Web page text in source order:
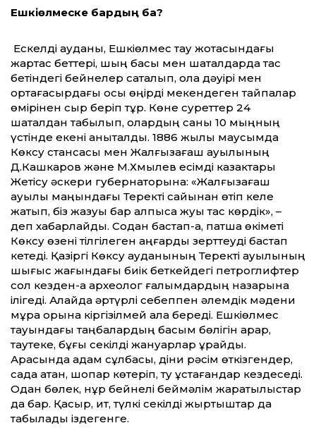
Ешкіөлмеске бардың ба?
Ескелді ауданы, Ешкіөлмес тау жотасындағы
жартас беттері, шың басы мен шатқалдарда тас
бетіндегі бейнелер сақталып, қола дәуірі мен
ортағасырдағы осы өңірді мекендеген тайпалар
өмірінен сыр беріп тұр. Көне суреттер 24
шатқалдан табылып, олардың саны 10 мыңның
үстінде екені анықталды. 1886 жылы маусымда
Көксу стансасы мен Жалғызағаш ауылының
Д.Кашкаров және М.Хмылев есімді казактары
Жетісу әскери губернаторына: «Жалғызағаш
ауылы маңындағы Теректі сайынан өтіп келе
жатып, біз жазуы бар алпысқа жуық тас көрдік», –
деп хабарлайды. Содан бастап-ақ, патша өкіметі
Көксу өзені тілгілеген аңғарды зерттеуді бастап
кетеді. Қазіргі Көксу ауданының Теректі ауылының
шығыс жағындағы биік беткейдегі петроглифтер
сол кезден-ақ археолог ғалымдардың назарына
ілігеді. Алайда әртүрлі себеппен әлемдік мәдени
мұра қорына кіргізілмей қала береді. Ешкіөлмес
тауындағы таңбалардың басым бөлігін арқар,
таутеке, бұғы секілді жануарлар құрайды.
Арасында адам сұлбасы, діни рәсім өткізгендер,
садақ атқан, шоқпар көтеріп, ту ұстағандар кездеседі.
Одан бөлек, нұр бейнелі беймәлім жаратылыстар
да бар. Қасқыр, ит, түлкі секілді жыртқыштар да
табылады іздегенге.